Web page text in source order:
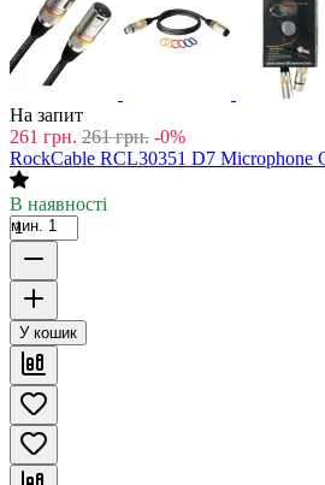
На запит
261 грн. 261 грн. -0%
RockCable RCL30351 D7 Microphone
В наявності
мин. 1
У кошик